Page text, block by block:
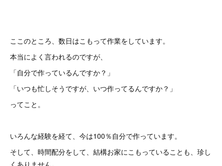
ここのところ、数日はこもって作業をしています。
本当によく言われるのですが、
「自分で作っているんですか？」
「いつも忙しそうですが、いつ作ってるんですか？」
ってこと。
いろんな経験を経て、今は100％自分で作っています。
そして、時間配分をして、結構お家にこもっていることも、珍し
くありません。